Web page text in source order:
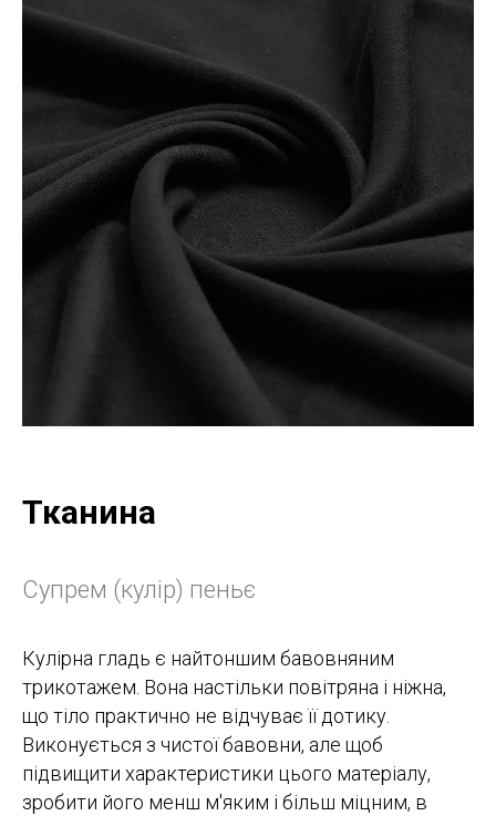
Тканина
Супрем (кулір) пеньє
Кулірна гладь є найтоншим бавовняним
трикотажем. Вона настільки повітряна і ніжна,
що тіло практично не відчуває її дотику.
Виконується з чистої бавовни, але щоб
підвищити характеристики цього матеріалу,
зробити його менш м'яким і більш міцним, в